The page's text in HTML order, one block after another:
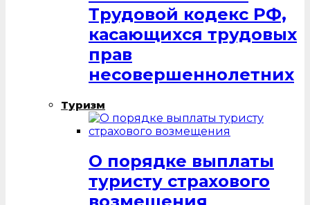
Трудовой кодекс РФ,
касающихся трудовых
прав
несовершеннолетних
Туризм
О порядке выплаты
туристу страхового